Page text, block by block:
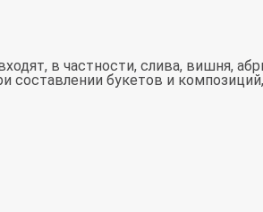
в частности, слива, вишня,
букетов и композиций,